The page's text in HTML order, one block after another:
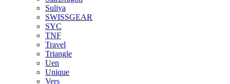
Suliya
SWISSGEAR
SYC
TNF
Travel
Triangle
Uen
Unique
Vers